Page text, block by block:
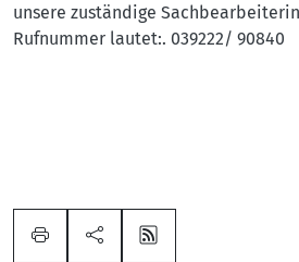
unsere zuständige
Rufnummer lautet:. 039222/ 90840